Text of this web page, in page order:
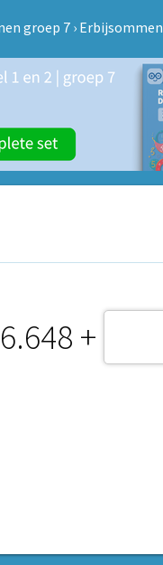
groep 7 › Erbijsommen
+